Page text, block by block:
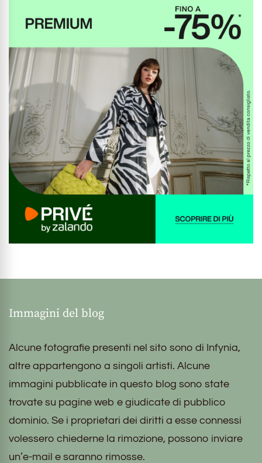
Immagini del blog
Alcune fotografie presenti nel sito sono di Infynia,
altre appartengono a singoli artisti. Alcune
immagini pubblicate in questo blog sono state
trovate su pagine web e giudicate di pubblico
dominio. Se i proprietari dei diritti a esse connessi
volessero chiederne la rimozione, possono inviare
un’e-mail e saranno rimosse.